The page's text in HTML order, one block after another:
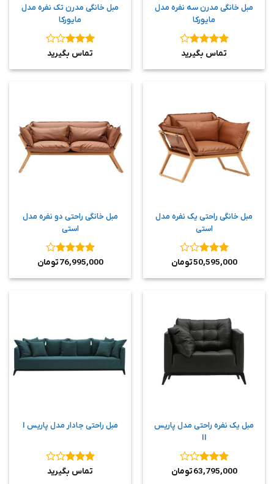
مبل خانگی مدرن سه نفره مدل
مایورکا
نمره 4
تماس بگیرید
مبل خانگی مدرن تک نفره مدل
مایورکا
نمره 3
تماس بگیرید
مبل خانگی راحتی یک نفره مدل
استی
نمره3
50,595,000تومان
مبل خانگی راحتی دو نفره مدل
استی
نمره4
76,995,000تومان
مبل یک نفره راحتی مدل پاریس
II
نمره3
63,795,000تومان
مبل راحتی جادار مدل پاریس I
نمره 3
تماس بگیرید